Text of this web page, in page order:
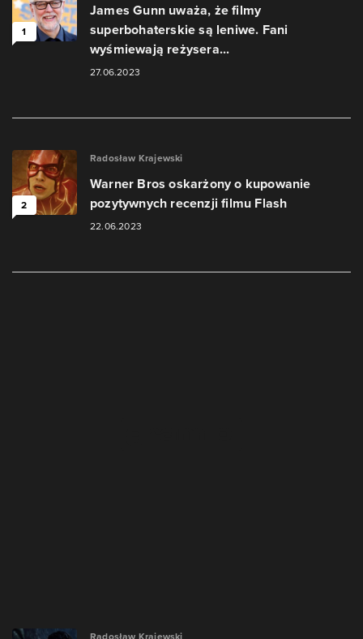
1
James Gunn uważa, że filmy
superbohaterskie są leniwe. Fani
wyśmiewają reżysera...
27.06.2023
2
Radosław Krajewski
Warner Bros oskarżony o kupowanie
pozytywnych recenzji filmu Flash
22.06.2023